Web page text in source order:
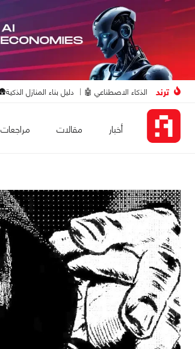
ترند الذكاء الاصطناعي 🤖 دليل بناء المنازل الذكية🛖
أخبار مقالات مراجعات